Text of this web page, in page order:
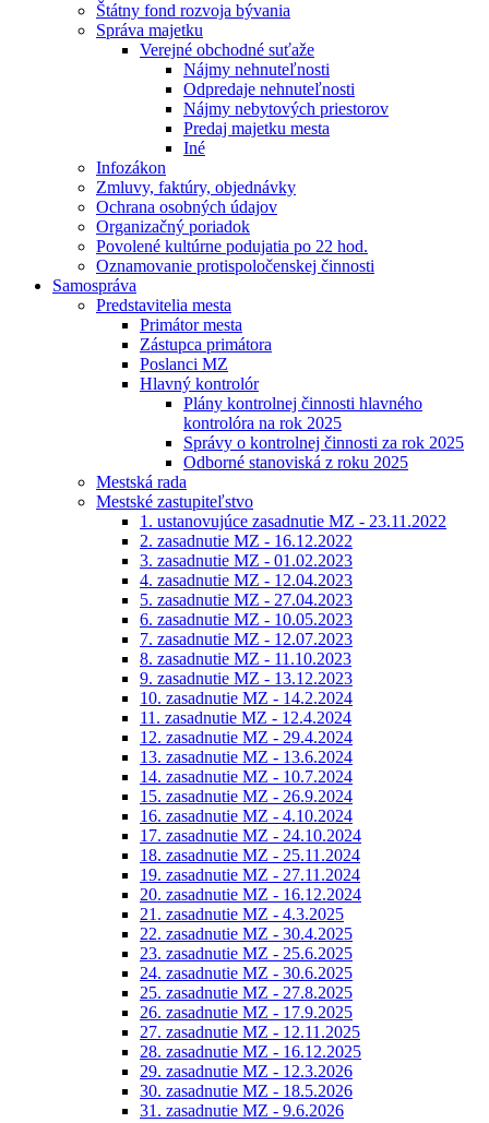
Štátny fond rozvoja bývania
Správa majetku
Verejné obchodné suťaže
Nájmy nehnuteľnosti
Odpredaje nehnuteľnosti
Nájmy nebytových priestorov
Predaj majetku mesta
Iné
Infozákon
Zmluvy, faktúry, objednávky
Ochrana osobných údajov
Organizačný poriadok
Povolené kultúrne podujatia po 22 hod.
Oznamovanie protispoločenskej činnosti
Samospráva
Predstavitelia mesta
Primátor mesta
Zástupca primátora
Poslanci MZ
Hlavný kontrolór
Plány kontrolnej činnosti hlavného
kontrolóra na rok 2025
Správy o kontrolnej činnosti za rok 2025
Odborné stanoviská z roku 2025
Mestská rada
Mestské zastupiteľstvo
1. ustanovujúce zasadnutie MZ - 23.11.2022
2. zasadnutie MZ - 16.12.2022
3. zasadnutie MZ - 01.02.2023
4. zasadnutie MZ - 12.04.2023
5. zasadnutie MZ - 27.04.2023
6. zasadnutie MZ - 10.05.2023
7. zasadnutie MZ - 12.07.2023
8. zasadnutie MZ - 11.10.2023
9. zasadnutie MZ - 13.12.2023
10. zasadnutie MZ - 14.2.2024
11. zasadnutie MZ - 12.4.2024
12. zasadnutie MZ - 29.4.2024
13. zasadnutie MZ - 13.6.2024
14. zasadnutie MZ - 10.7.2024
15. zasadnutie MZ - 26.9.2024
16. zasadnutie MZ - 4.10.2024
17. zasadnutie MZ - 24.10.2024
18. zasadnutie MZ - 25.11.2024
19. zasadnutie MZ - 27.11.2024
20. zasadnutie MZ - 16.12.2024
21. zasadnutie MZ - 4.3.2025
22. zasadnutie MZ - 30.4.2025
23. zasadnutie MZ - 25.6.2025
24. zasadnutie MZ - 30.6.2025
25. zasadnutie MZ - 27.8.2025
26. zasadnutie MZ - 17.9.2025
27. zasadnutie MZ - 12.11.2025
28. zasadnutie MZ - 16.12.2025
29. zasadnutie MZ - 12.3.2026
30. zasadnutie MZ - 18.5.2026
31. zasadnutie MZ - 9.6.2026